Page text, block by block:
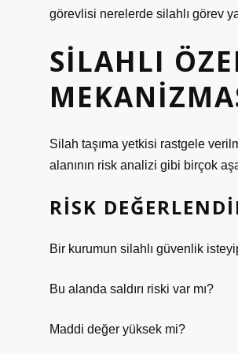
görevlisi nerelerde silahlı görev
SILAHLI
Silah taşıma yetkisi rastgele
alanının risk analizi gibi birçok
RISK
Bir kurumun silahlı güvenlik
Bu alanda saldırı riski var mı?
Maddi değer yüksek mi?